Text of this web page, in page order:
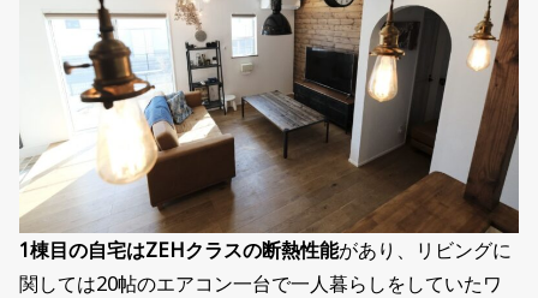
1棟目の自宅はZEHクラスの断熱性能があり、リビングに
関しては20帖のエアコン一台で一人暮らしをしていたワ